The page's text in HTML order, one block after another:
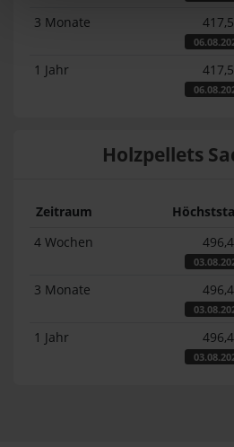
3 Monate
1 Jahr
Holzpellets
Zeitraum
4 Wochen
3 Monate
1 Jahr